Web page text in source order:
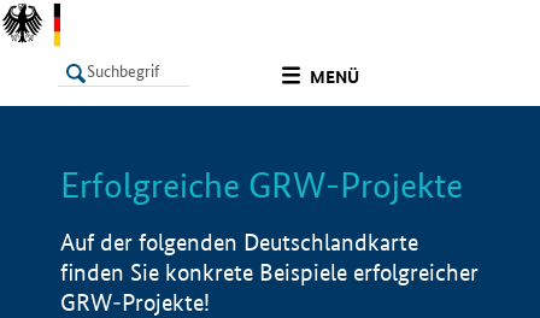
MENÜ
LISTE Info
Erfolgreiche GRW-Projekte
Auf der folgenden Deutschlandkarte
finden Sie konkrete Beispiele erfolgreicher
GRW-Projekte!